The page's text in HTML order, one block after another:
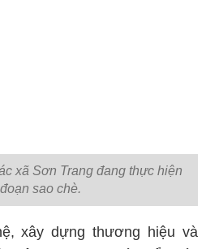
xã Sơn Trang đang thực hiện
sao chè.
xây dựng thương hiệu và